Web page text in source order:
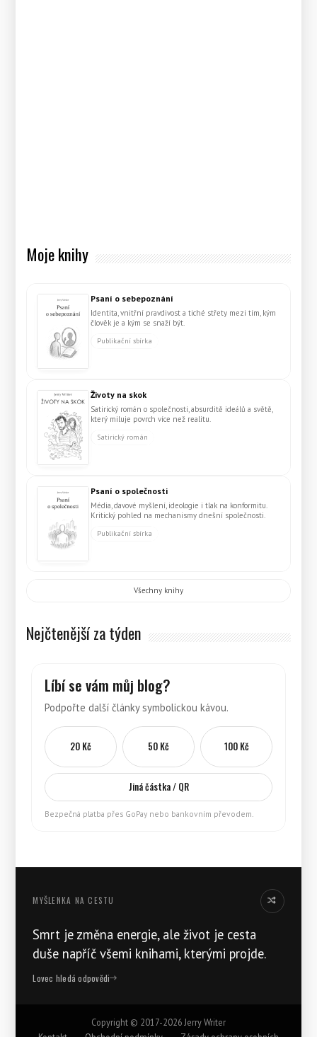
Moje knihy
Psaní o sebepoznání
Identita, vnitřní pravdivost a tiché střety mezi tím, kým
člověk je a kým se snaží být.
Publikační sbírka
Životy na skok
Satirický román o společnosti, absurditě ideálů a světě,
který miluje povrch více než realitu.
Satirický román
Psaní o společnosti
Média, davové myšlení, ideologie i tlak na konformitu.
Kritický pohled na mechanismy dnešní společnosti.
Publikační sbírka
Všechny knihy
Nejčtenější za týden
Líbí se vám můj blog?
Podpořte další články symbolickou kávou.
20 Kč 50 Kč 100 Kč
Jiná částka / QR
Bezpečná platba přes GoPay nebo bankovním převodem.
MYŠLENKA NA CESTU Jiná myšlenka
Smrt je změna energie, ale život je cesta
duše napříč všemi knihami, kterými projde.
Lovec hledá odpovědi
Copyright © 2017-2026 Jerry Writer